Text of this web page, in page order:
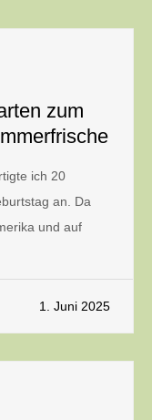
zum
ich 20
an. Da
und auf
1. Juni 2025